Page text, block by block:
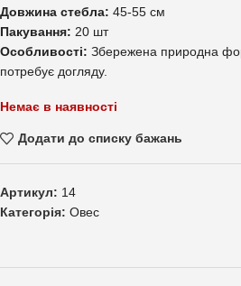
Довжина стебла: 45-55 см
Пакування: 20 шт
Особливості: Збережена природна
потребує догляду.
Немає в наявності
Додати до списку бажань
Артикул: 14
Категорія: Овес